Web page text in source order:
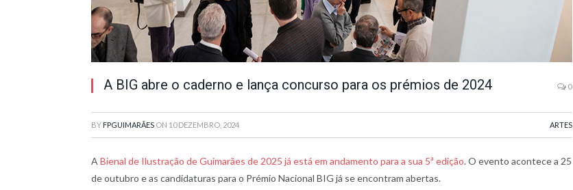
A BIG abre o caderno e lança concurso para os prémios de 2024 0
BY FPGUIMARÃES ON 10 DEZEMBRO, 2024 ARTES
A Bienal de Ilustração de Guimarães de 2025 já está em andamento para a sua 5ª edição. O evento acontece a 25
de outubro e as candidaturas para o Prémio Nacional BIG já se encontram abertas.